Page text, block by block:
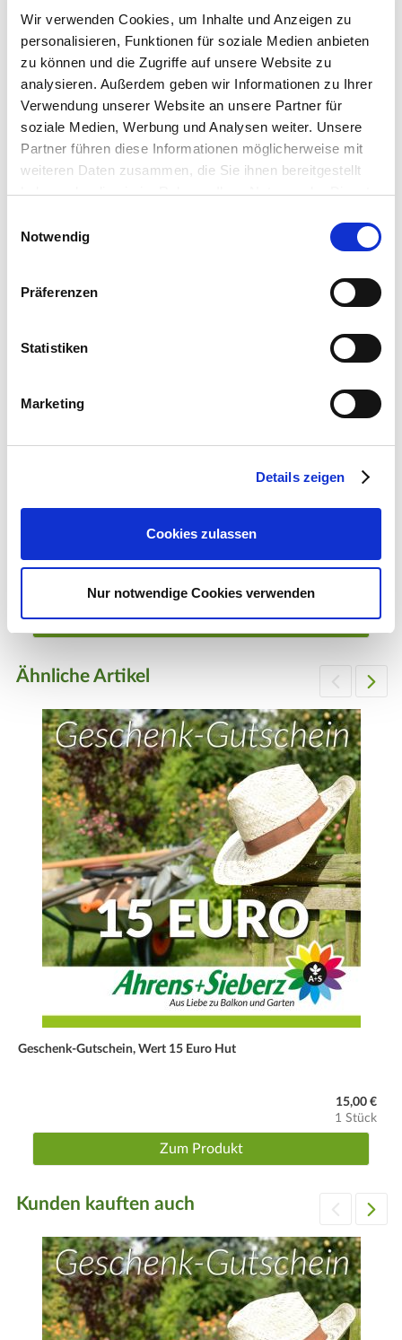
Wir verwenden Cookies, um Inhalte und Anzeigen zu
personalisieren, Funktionen für soziale Medien anbieten
zu können und die Zugriffe auf unsere Website zu
analysieren. Außerdem geben wir Informationen zu Ihrer
Verwendung unserer Website an unsere Partner für
soziale Medien, Werbung und Analysen weiter. Unsere
Partner führen diese Informationen möglicherweise mit
weiteren Daten zusammen, die Sie ihnen bereitgestellt
haben oder die sie im Rahmen Ihrer Nutzung der Dienste
betätigen Sie anschließend den "OK"-Button:
Notwendig
Präferenzen
Statistiken
Marketing
Details zeigen
Cookies zulassen
Nur notwendige Cookies verwenden
Zubehör Produkte
1 Pflanze(n)
Zum Produkt
Ähnliche Artikel
Geschenk-Gutschein, Wert 15 Euro Hut
15,00 €
1 Stück
Zum Produkt
Kunden kauften auch